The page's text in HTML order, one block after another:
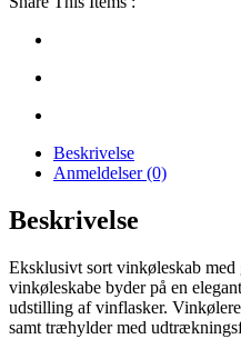
Beskrivelse
Anmeldelser (0)
Beskrivelse
Eksklusivt sort vinkøleskab
vinkøleskabe byder på en
udstilling af vinflasker.
samt træhylder med